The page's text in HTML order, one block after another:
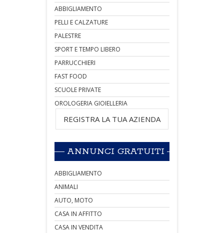
ABBIGLIAMENTO
PELLI E CALZATURE
PALESTRE
SPORT E TEMPO LIBERO
PARRUCCHIERI
FAST FOOD
SCUOLE PRIVATE
OROLOGERIA GIOIELLERIA
REGISTRA LA TUA AZIENDA
ANNUNCI GRATUITI
ABBIGLIAMENTO
ANIMALI
AUTO, MOTO
CASA IN AFFITTO
CASA IN VENDITA